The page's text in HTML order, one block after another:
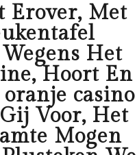
Erover, Met
Het
Hoort En
casino
Voor, Het
Mogen